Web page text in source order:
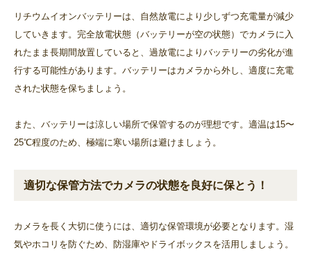
リチウムイオンバッテリーは、自然放電により少しずつ充電量が減少
していきます。完全放電状態（バッテリーが空の状態）でカメラに入
れたまま長期間放置していると、過放電によりバッテリーの劣化が進
行する可能性があります。バッテリーはカメラから外し、適度に充電
された状態を保ちましょう。
また、バッテリーは涼しい場所で保管するのが理想です。適温は15〜
25℃程度のため、極端に寒い場所は避けましょう。
適切な保管方法でカメラの状態を良好に保とう！
カメラを長く大切に使うには、適切な保管環境が必要となります。湿
気やホコリを防ぐため、防湿庫やドライボックスを活用しましょう。